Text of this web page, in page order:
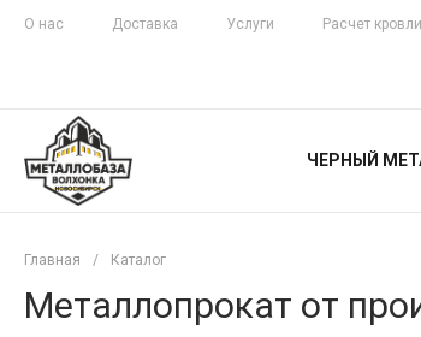
О нас Доставка Услуги Расчет
ЧЕРНЫЙ
Главная / Каталог
Металлопрокат от